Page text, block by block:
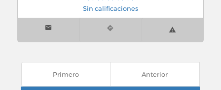
Sin calificaciones
Primero Anterior